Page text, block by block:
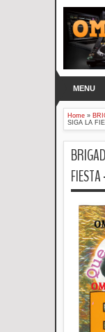
MENU
Home »
SIGA LA